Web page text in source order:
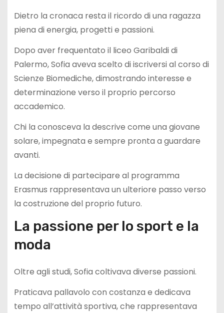
Dietro la cronaca resta il ricordo di una ragazza
piena di energia, progetti e passioni.
Dopo aver frequentato il liceo Garibaldi di
Palermo, Sofia aveva scelto di iscriversi al corso di
Scienze Biomediche, dimostrando interesse e
determinazione verso il proprio percorso
accademico.
Chi la conosceva la descrive come una giovane
solare, impegnata e sempre pronta a guardare
avanti.
La decisione di partecipare al programma
Erasmus rappresentava un ulteriore passo verso
la costruzione del proprio futuro.
La passione per lo sport e la
moda
Oltre agli studi, Sofia coltivava diverse passioni.
Praticava pallavolo con costanza e dedicava
tempo all’attività sportiva, che rappresentava